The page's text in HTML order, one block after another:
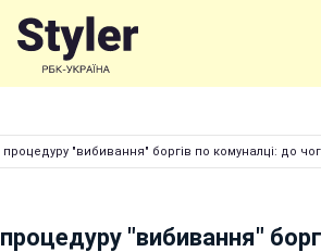
процедуру "вибивання" боргів по комуналці: до
"вибивання"